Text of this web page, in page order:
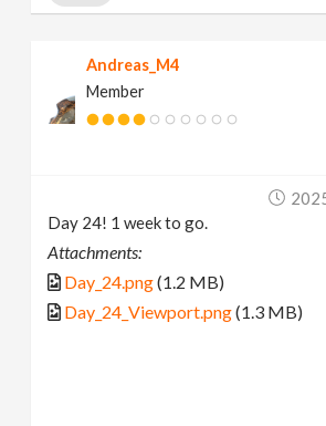
Andreas_M4
Member
Day 24! 1 week to go.
Attachments:
Day_24.png(1.2 MB)
Day_24_Viewport.png(1.3 MB)